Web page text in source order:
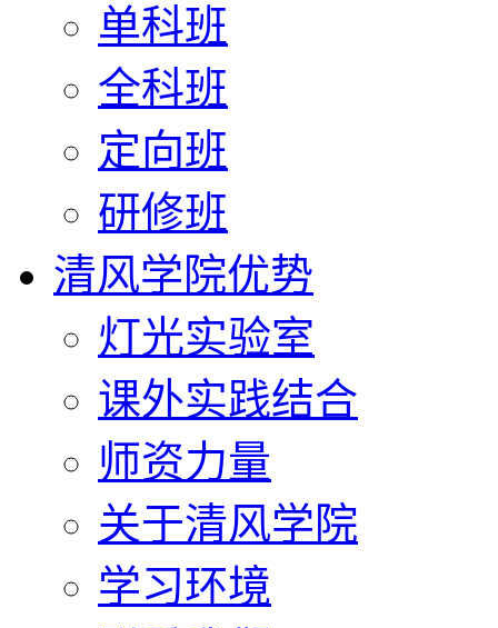
单科班
全科班
定向班
研修班
清风学院优势
灯光实验室
课外实践结合
师资力量
关于清风学院
学习环境